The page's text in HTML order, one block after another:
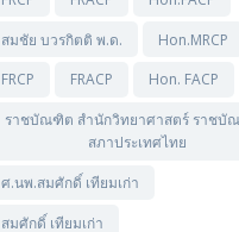
สมชัย บวรกิตติ พ.ด.
Hon.MRCP
FRCP
FRACP
Hon. FACP
ราชบัณฑิต สำนักวิทยาศาสตร์ ราชบั
สภาประเทศไทย
ศ.นพ.สมศักดิ์ เทียมเก่า
สมศักดิ์ เทียมเก่า